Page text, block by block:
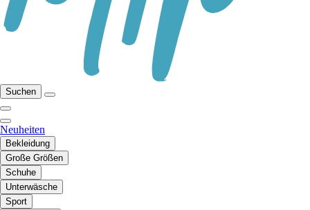
Suchen
Neuheiten
Bekleidung
Große Größen
Schuhe
Unterwäsche
Sport